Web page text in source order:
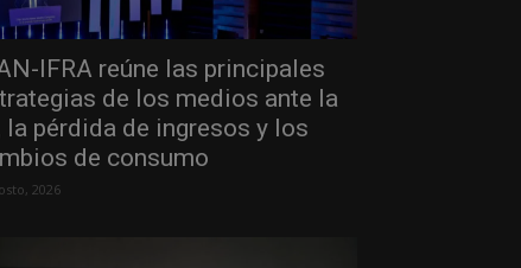
IFRA reúne las principales
de los medios ante la
la pérdida de ingresos y los
de consumo
2026